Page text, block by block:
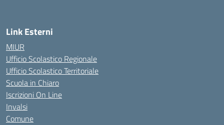
Link Esterni
MIUR
Ufficio Scolastico Regionale
Ufficio Scolastico Territoriale
Scuola in Chiaro
Iscrizioni On Line
Invalsi
Comune